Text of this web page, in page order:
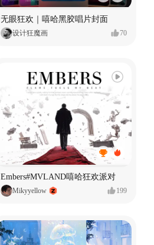
无眼狂欢｜嘻哈黑胶唱片封面
设计狂魔画 70
Embers#MVLAND嘻哈狂欢派对
Mikyyellow 199